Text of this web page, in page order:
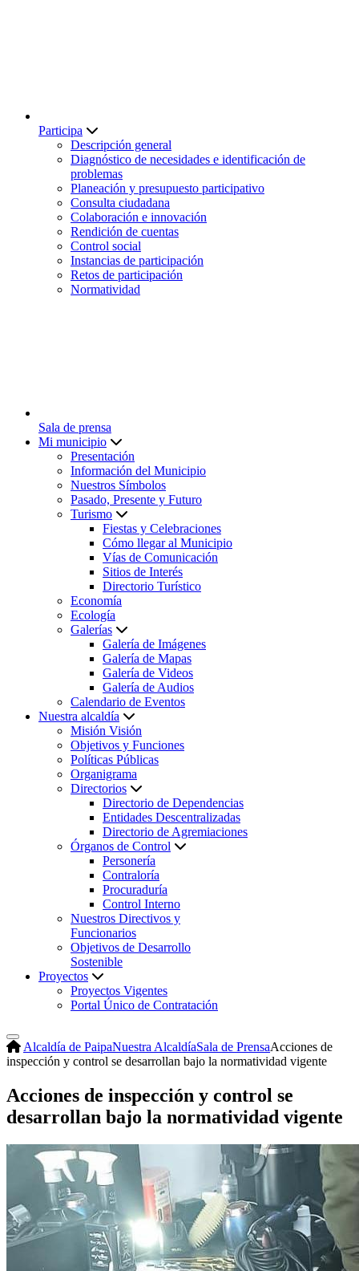
Participa
Descripción general
Diagnóstico de necesidades e identificación de
problemas
Planeación y presupuesto participativo
Consulta ciudadana
Colaboración e innovación
Rendición de cuentas
Control social
Instancias de participación
Retos de participación
Normatividad
Sala de prensa
Mi municipio
Presentación
Información del Municipio
Nuestros Símbolos
Pasado, Presente y Futuro
Turismo
Fiestas y Celebraciones
Cómo llegar al Municipio
Vías de Comunicación
Sitios de Interés
Directorio Turístico
Economía
Ecología
Galerías
Galería de Imágenes
Galería de Mapas
Galería de Videos
Galería de Audios
Calendario de Eventos
Nuestra alcaldía
Misión Visión
Objetivos y Funciones
Políticas Públicas
Organigrama
Directorios
Directorio de Dependencias
Entidades Descentralizadas
Directorio de Agremiaciones
Órganos de Control
Personería
Contraloría
Procuraduría
Control Interno
Nuestros Directivos y
Funcionarios
Objetivos de Desarrollo
Sostenible
Proyectos
Proyectos Vigentes
Portal Único de Contratación
Alcaldía de PaipaNuestra AlcaldíaSala de PrensaAcciones de
inspección y control se desarrollan bajo la normatividad vigente
Acciones de inspección y control se
desarrollan bajo la normatividad vigente